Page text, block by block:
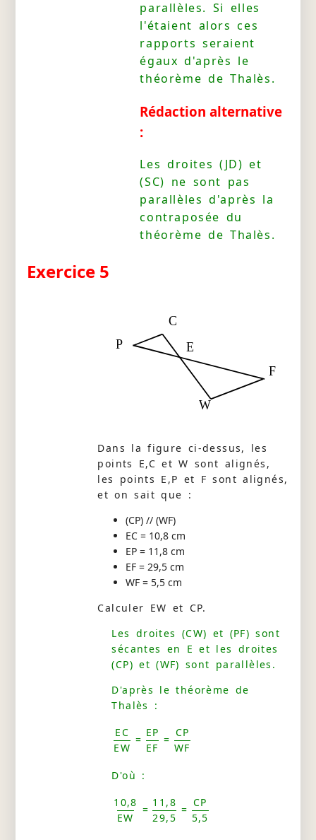
parallèles. Si elles
l'étaient alors ces
rapports seraient
égaux d'après le
théorème de Thalès.
Rédaction alternative
:
Les droites (JD) et
(SC) ne sont pas
parallèles d'après la
contraposée du
théorème de Thalès.
Exercice 5
F
E
W
C
P
Dans la figure ci-dessus, les
points E,C et W sont alignés,
les points E,P et F sont alignés,
et on sait que :
(CP) // (WF)
EC = 10,8 cm
EP = 11,8 cm
EF = 29,5 cm
WF = 5,5 cm
Calculer EW et CP.
Les droites (CW) et (PF) sont
sécantes en E et les droites
(CP) et (WF) sont parallèles.
D'après le théorème de
Thalès :
EC
EW
=
EP
EF
=
CP
WF
D'où :
10,8
EW
=
11,8
29,5
=
CP
5,5